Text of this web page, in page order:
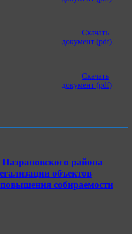
Скачать
документ (pdf)
Скачать
документ (pdf)
района
объектов
собираемости